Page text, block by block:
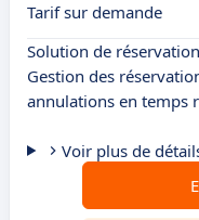
Tarif sur demande
Solution de
Gestion des
annulations en temps
Voir plus de